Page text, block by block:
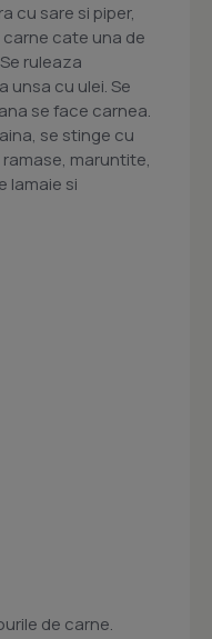
cu sare si piper,
cate una de
ruleaza
unsa cu ulei. Se
se face carnea.
se stinge cu
maruntite,
lamaie si
de carne.